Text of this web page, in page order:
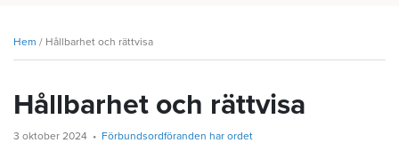
Hem / Hållbarhet och rättvisa
Hållbarhet och rättvisa
3 oktober 2024 Förbundsordföranden har ordet